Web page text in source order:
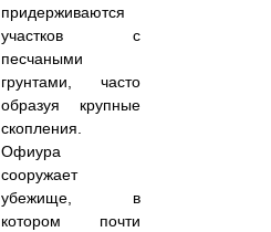
придерживаются
участков с
песчаными
грунтами, часто
образуя крупные
скопления.
Офиура
сооружает
убежище, в
котором почти